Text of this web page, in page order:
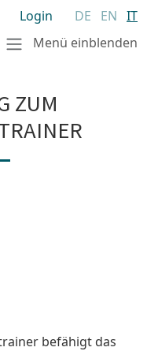
Login DE EN IT
Menü einblenden
ZUM
befähigt das